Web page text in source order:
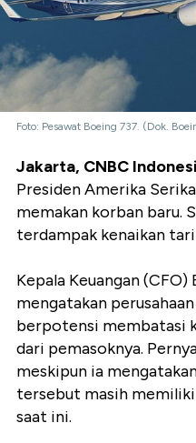
Foto: Pesawat Boeing 737. (Dok.
Jakarta, CNBC
Presiden Amerika
memakan korban baru.
terdampak kenaikan
Kepala Keuangan
mengatakan
berpotensi membatasi
dari pemasoknya.
meskipun ia
tersebut masih
saat ini.